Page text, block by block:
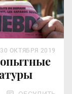
30 ОКТЯБРЯ 2019